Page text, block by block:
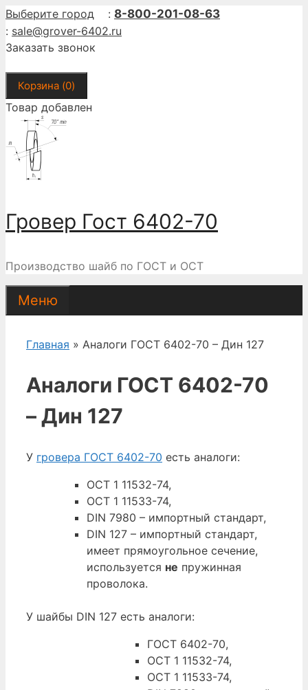
Перейти
к
содержимому
Выберите город : 8-800-201-08-63
: sale@grover-6402.ru
Заказать звонок
Корзина (0)
Товар добавлен
Гровер Гост 6402-70
Производство шайб по ГОСТ и ОСТ
Меню
Главная » Аналоги ГОСТ 6402-70 – Дин 127
Аналоги ГОСТ 6402-70
– Дин 127
У гровера ГОСТ 6402-70 есть аналоги:
ОСТ 1 11532-74,
ОСТ 1 11533-74,
DIN 7980 – импортный стандарт,
DIN 127 – импортный стандарт,
имеет прямоугольное сечение,
используется не пружинная
проволока.
У шайбы DIN 127 есть аналоги:
ГОСТ 6402-70,
ОСТ 1 11532-74,
ОСТ 1 11533-74,